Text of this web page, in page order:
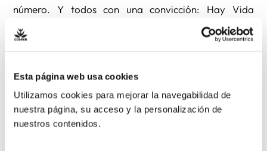
Esta página web usa cookies
Utilizamos cookies para mejorar la navegabilidad de
nuestra página, su acceso y la personalización de
nuestros contenidos.
número. Y todos con una convicción: Hay Vida
Religiosa para rato, porque esta forma de vida sí
merece la pena.
SomosCONFER se edita también en papel y se
distribuye encartada junto con larevista Vida Nueva